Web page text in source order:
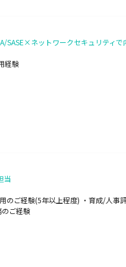
SASE×ネットワークセキュリティ
経験
当
のご経験(5年以上程度) ・育成/人
ご経験